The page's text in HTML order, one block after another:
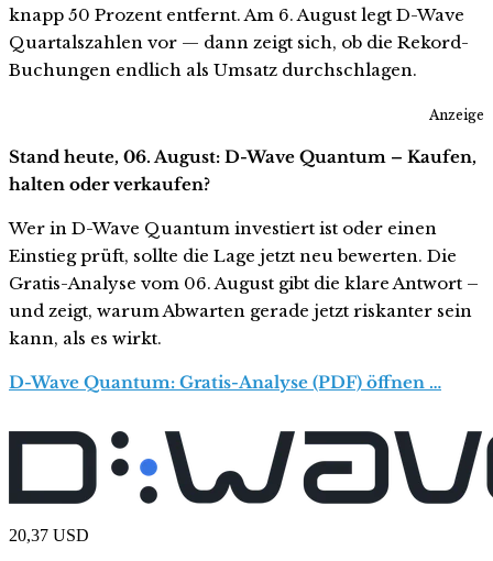
knapp 50 Prozent entfernt. Am 6. August legt D-Wave
Quartalszahlen vor — dann zeigt sich, ob die Rekord-
Buchungen endlich als Umsatz durchschlagen.
Anzeige
Stand heute, 06. August: D-Wave Quantum – Kaufen,
halten oder verkaufen?
Wer in D-Wave Quantum investiert ist oder einen
Einstieg prüft, sollte die Lage jetzt neu bewerten. Die
Gratis-Analyse vom 06. August gibt die klare Antwort –
und zeigt, warum Abwarten gerade jetzt riskanter sein
kann, als es wirkt.
D-Wave Quantum: Gratis-Analyse (PDF) öffnen …
20,37 USD